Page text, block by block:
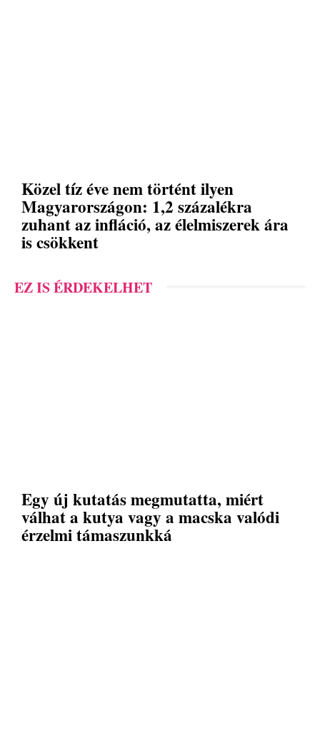
Közel tíz éve nem történt ilyen
Magyarországon: 1,2 százalékra
zuhant az infláció, az élelmiszerek ára
is csökkent
EZ IS ÉRDEKELHET
Egy új kutatás megmutatta, miért
válhat a kutya vagy a macska valódi
érzelmi támaszunkká